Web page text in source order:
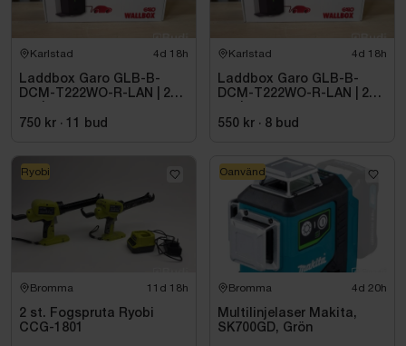
Karlstad 4d 18h
Laddbox Garo GLB-B-
DCM-T222WO-R-LAN | 22
750 kr · 11 bud
Karlstad 4d 18h
Laddbox Garo GLB-B-
DCM-T222WO-R-LAN | 22
550 kr · 8 bud
Bromma 11d 18h
2 st. Fogspruta Ryobi
CCG-1801
Ryobi
Bromma 4d 20h
Multilinjelaser Makita,
SK700GD, Grön
Oanvänd